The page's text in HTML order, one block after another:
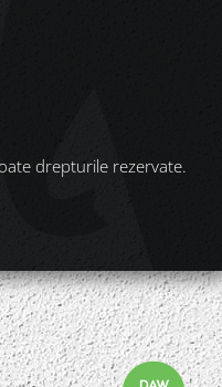
drepturile rezervate.